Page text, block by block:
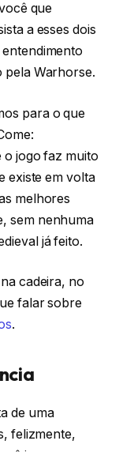
que
a esses dois
pela Warhorse.
para o que
o jogo faz muito
existe em volta
melhores
sem nenhuma
já feito.
cadeira, no
falar sobre
.
de uma
felizmente,